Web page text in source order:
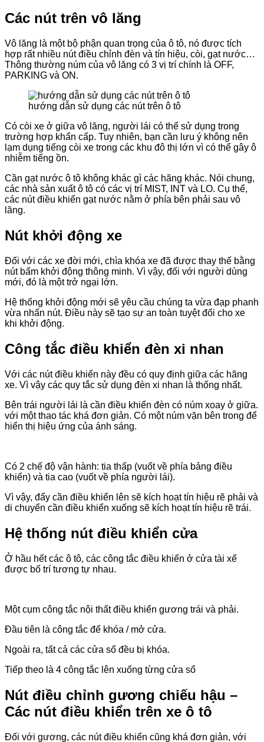
Các nút trên vô lăng
Vô lăng là một bộ phận quan trọng của ô tô, nó được tích
hợp rất nhiều nút điều chỉnh đèn và tín hiệu, còi, gạt nước…
Thông thường núm của vô lăng có 3 vị trí chính là OFF,
PARKING và ON.
hướng dẫn sử dụng các nút trên ô tô
Có còi xe ở giữa vô lăng, người lái có thể sử dụng trong
trường hợp khẩn cấp. Tuy nhiên, bạn cần lưu ý không nên
lạm dụng tiếng còi xe trong các khu đô thị lớn vì có thể gây ô
nhiễm tiếng ồn.
Cần gạt nước ô tô không khác gì các hãng khác. Nói chung,
các nhà sản xuất ô tô có các vị trí MIST, INT và LO. Cụ thể,
các nút điều khiển gạt nước nằm ở phía bên phải sau vô
lăng.
Nút khởi động xe
Đối với các xe đời mới, chìa khóa xe đã được thay thế bằng
nút bấm khởi động thông minh. Vì vậy, đối với người dùng
mới, đó là một trở ngại lớn.
Hệ thống khởi động mới sẽ yêu cầu chúng ta vừa đạp phanh
vừa nhấn nút. Điều này sẽ tạo sự an toàn tuyệt đối cho xe
khi khởi động.
Công tắc điều khiển đèn xi nhan
Với các nút điều khiển này đều có quy định giữa các hãng
xe. Vì vậy các quy tắc sử dụng đèn xi nhan là thống nhất.
Bên trái người lái là cần điều khiển đèn có núm xoay ở giữa.
với một thao tác khá đơn giản. Có một núm vặn bên trong để
hiển thị hiệu ứng của ánh sáng.
Có 2 chế độ vận hành: tia thấp (vuốt về phía bảng điều
khiển) và tia cao (vuốt về phía người lái).
Vì vậy, đẩy cần điều khiển lên sẽ kích hoạt tín hiệu rẽ phải và
di chuyển cần điều khiển xuống sẽ kích hoạt tín hiệu rẽ trái.
Hệ thống nút điều khiển cửa
Ở hầu hết các ô tô, các công tắc điều khiển ở cửa tài xế
được bố trí tương tự nhau.
Một cụm công tắc nội thất điều khiển gương trái và phải.
Đầu tiên là công tắc để khóa / mở cửa.
Ngoài ra, tất cả các cửa sổ đều bị khóa.
Tiếp theo là 4 công tắc lên xuống từng cửa sổ
Nút điều chỉnh gương chiếu hậu –
Các nút điều khiển trên xe ô tô
Đối với gương, các nút điều khiển cũng khá đơn giản, với